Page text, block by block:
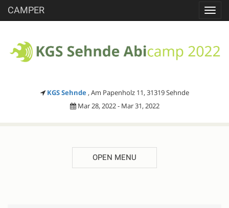
CAMPER
KGS Sehnde , Am Papenholz 11, 31319 Sehnde
Mar 28, 2022 - Mar 31, 2022
OPEN MENU